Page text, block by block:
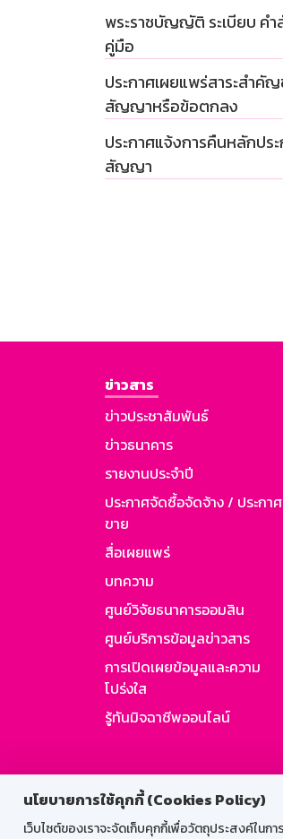
นโยบายการใช้คุกกี้ (Cookies Policy)
เว็บไซต์ของเราจะจัดเก็บคุกกี้เพื่อวัตถุประสงค์ใน
พระราชบัญญัติ ระเบียบ คำ
คู่มือ
ประกาศเผยแพร่สาระสำคั
สัญญาหรือข้อตกลง
ประกาศแจ้งการคืนหลักปร
สัญญา
ข่าวสาร
ข่าวประชาสัมพันธ์
ข่าวธนาคาร
รายงานประจำปี
ประกาศจัดซื้อจัดจ้าง / ประกาศ
ขาย
สื่อเผยแพร่
บทความ
ศูนย์วิจัยธนาคารออมสิน
ศูนย์บริการข้อมูลข่าวสาร
การเปิดเผยข้อมูลและความ
โปร่งใส
รู้ทันมิจฉาชีพออนไลน์